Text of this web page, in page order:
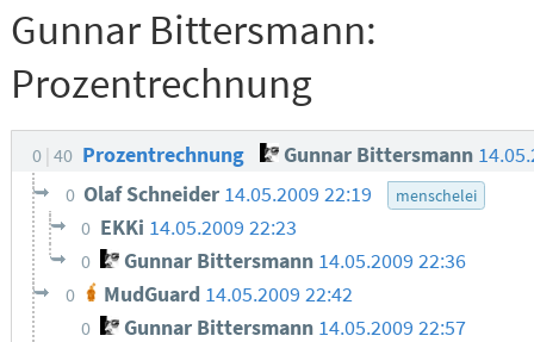
Gunnar Bittersmann:
Prozentrechnung
0 40 Prozentrechnung Gunnar Bittersmann
0 Olaf Schneider 14.05.2009 22:19 menschelei
0 EKKi 14.05.2009 22:23
0 Gunnar Bittersmann 14.05.2009 22:36
0 MudGuard 14.05.2009 22:42
0 Gunnar Bittersmann 14.05.2009 22:57